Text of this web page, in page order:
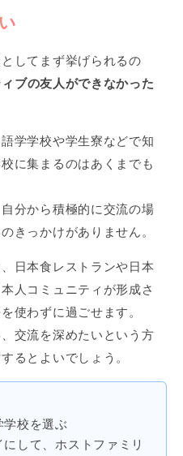
してまず挙げられるの
ブの友人ができなかった
学学校や学生寮などで知
に集まるのはあくまでも
分から積極的に交流の場
きっかけがありません。
日本食レストランや日本
人コミュニティが形成さ
使わずに過ごせます。
交流を深めたいという方
るとよいでしょう。
学校を選ぶ
して、ホストファミリ